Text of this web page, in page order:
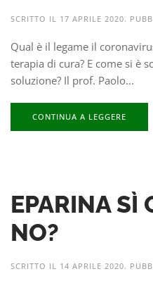
SCRITTO IL 17 APRILE 2020.
Qual è il legame il
terapia di cura? E come si è
soluzione? Il prof. Paolo...
CONTINUA A LEGGERE
EPARINA SÌ
NO?
SCRITTO IL 14 APRILE 2020.